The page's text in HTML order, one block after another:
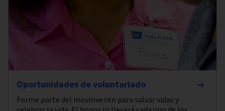
Oportunidades de voluntariado
Forme parte del movimiento para salvar vidas y